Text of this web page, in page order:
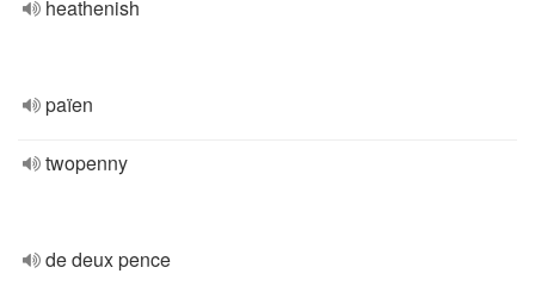
heathenish
païen
twopenny
de deux pence